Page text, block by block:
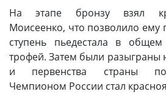
На этапе бронзу взял
Моисеенко, что позволило ему
ступень пьедестала в
трофей. Затем были разыграны
и первенства страны по
Чемпионом России стал